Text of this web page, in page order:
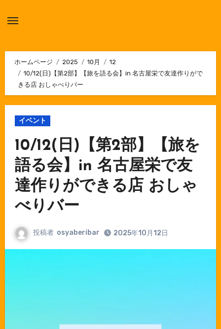
ホームページ 2025 10月
12
10/12(日)【第2部】【旅を語る会】in 名古屋栄で友達作りがで
きる店 おしゃべりバー
イベント
10/12(日)【第2部】【旅を
語る会】in 名古屋栄で友
達作りができる店 おしゃ
べりバー
投稿者 osyaberibar 2025年10月12日